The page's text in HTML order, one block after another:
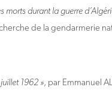
morts durant la guerre
de la gendarmerie
1962 », par Emmanuel